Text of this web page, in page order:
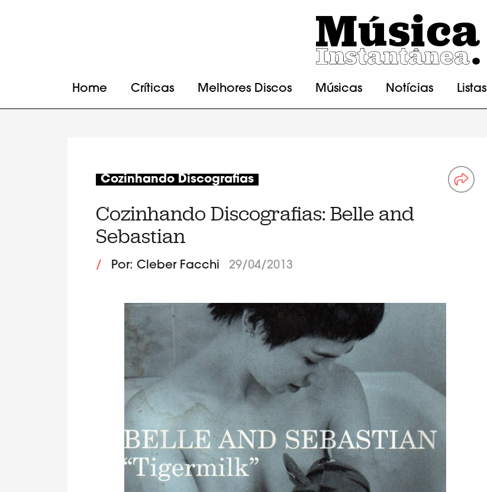
Home Críticas Melhores Discos Músicas Notícias Listas
Cozinhando Discografias
Cozinhando Discografias: Belle and
Sebastian
/ Por: Cleber Facchi 29/04/2013